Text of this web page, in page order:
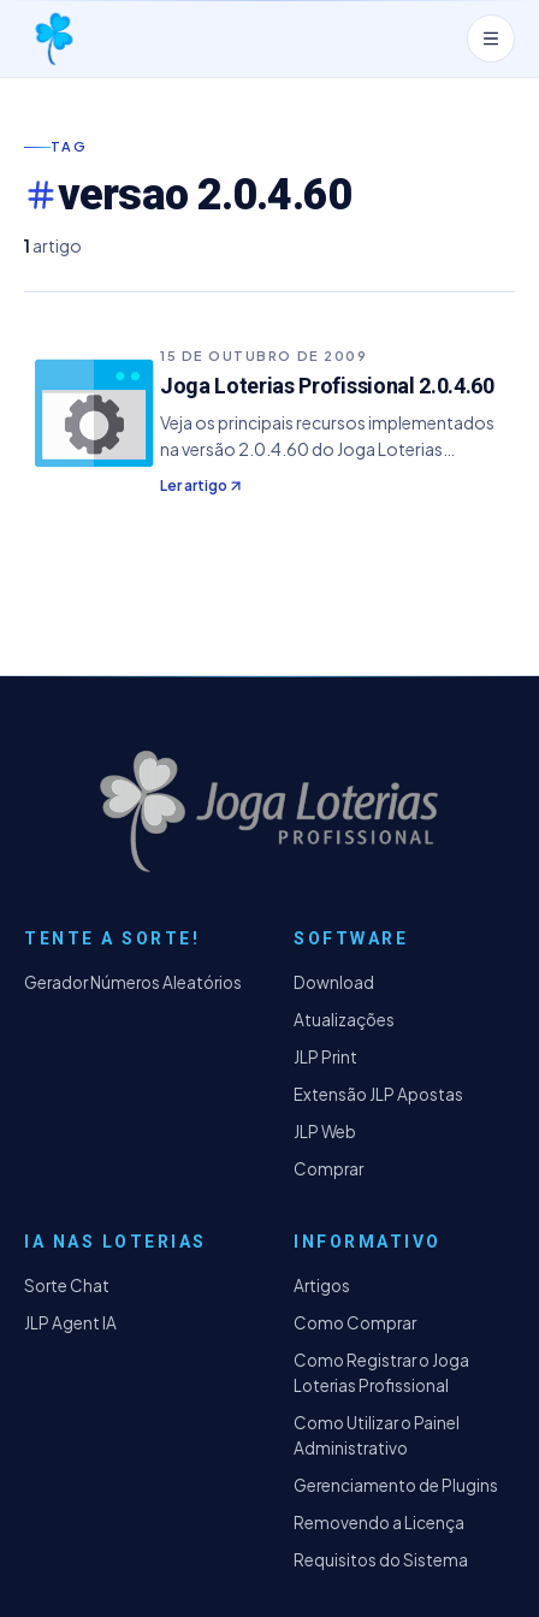
TAG
versao 2.0.4.60
1 artigo
15 DE OUTUBRO DE 2009
Joga Loterias Profissional 2.0.4.60
Veja os principais recursos implementados
na versão 2.0.4.60 do Joga Loterias
Profissional. - Resolvido um problema na
TimeMania no qual habilitava os módulos de
Ler artigo
TENTE A SORTE!
Gerador Números Aleatórios
SOFTWARE
Download
Atualizações
JLP Print
Extensão JLP Apostas
JLP Web
Comprar
IA NAS LOTERIAS
Sorte Chat
JLP Agent IA
INFORMATIVO
Artigos
Como Comprar
Como Registrar o Joga
Loterias Profissional
Como Utilizar o Painel
Administrativo
Gerenciamento de Plugins
Removendo a Licença
Requisitos do Sistema